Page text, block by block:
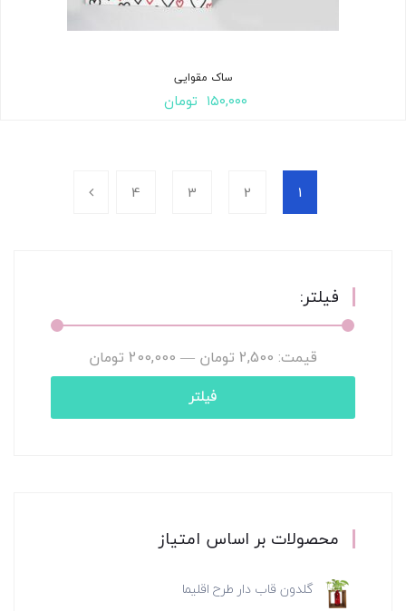
ساک مقوایی
۱۵۰,۰۰۰ تومان
فیلتر:
فیلتر
قیمت:2,500 تومان —200,000 تومان
محصولات بر اساس امتیاز
گلدون قاب دار طرح اقلیما